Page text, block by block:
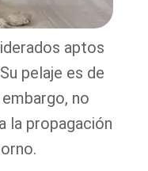
aptos
pelaje es de
no
la propagación